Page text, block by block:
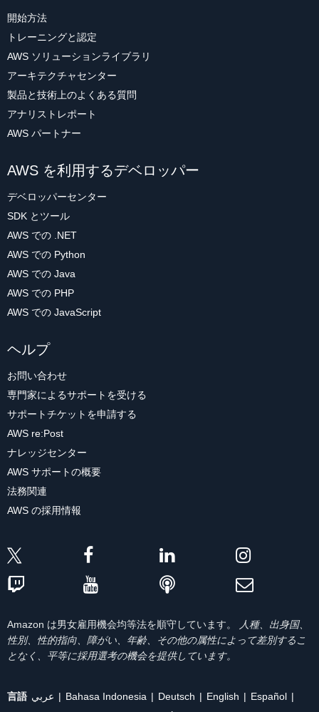
開始方法
トレーニングと認定
AWS ソリューションライブラリ
アーキテクチャセンター
製品と技術上のよくある質問
アナリストレポート
AWS パートナー
AWS を利用するデベロッパー
デベロッパーセンター
SDK とツール
AWS での .NET
AWS での Python
AWS での Java
AWS での PHP
AWS での JavaScript
ヘルプ
お問い合わせ
専門家によるサポートを受ける
サポートチケットを申請する
AWS re:Post
ナレッジセンター
AWS サポートの概要
法務関連
AWS の採用情報
Amazon は男女雇用機会均等法を順守しています。
人種、出身国、
性別、性的指向、障がい、年齢、その他の属性によって差別するこ
となく、平等に採用選考の機会を提供しています。
言語 عربي Bahasa Indonesia Deutsch English
Español